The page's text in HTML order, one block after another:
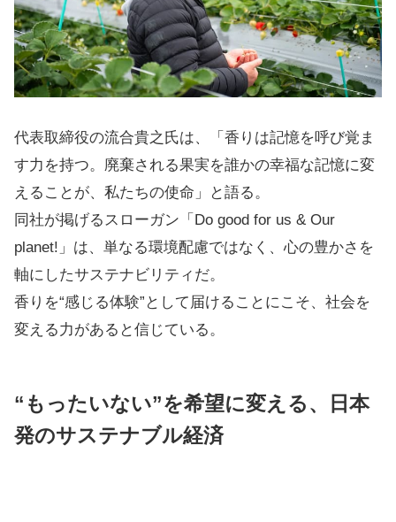
代表取締役の流合貴之氏は、「香りは記憶を呼び覚ま
す力を持つ。廃棄される果実を誰かの幸福な記憶に変
えることが、私たちの使命」と語る。
同社が掲げるスローガン「Do good for us & Our
planet!」は、単なる環境配慮ではなく、心の豊かさを
軸にしたサステナビリティだ。
香りを“感じる体験”として届けることにこそ、社会を
変える力があると信じている。
“もったいない”を希望に変える、日本
発のサステナブル経済